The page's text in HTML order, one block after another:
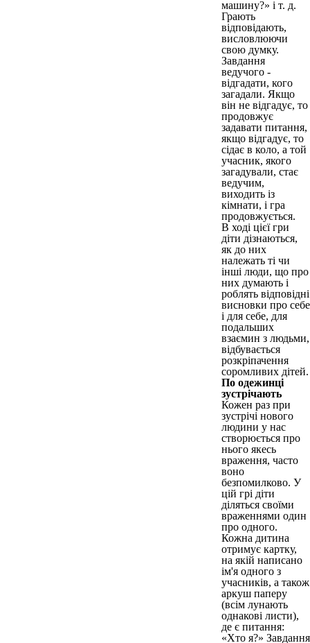
машину?» і т. д.
Грають
відповідають,
висловлюючи
свою думку.
Завдання
ведучого -
відгадати, кого
загадали. Якщо
він не відгадує, то
продовжує
задавати питання,
якщо відгадує, то
сідає в коло, а той
учасник, якого
загадували, стає
ведучим,
виходить із
кімнати, і гра
продовжується.
В ході цієї гри
діти дізнаються,
як до них
належать ті чи
інші люди, що про
них думають і
роблять відповідні
висновки про себе
і для себе, для
подальших
взаємин з людьми,
відбувається
розкріпачення
соромливих дітей.
По одежинці
зустрічають
Кожен раз при
зустрічі нового
людини у нас
створюється про
нього якесь
враження, часто
воно
безпомилково. У
цій грі діти
діляться своїми
враженнями один
про одного.
Кожна дитина
отримує картку,
на якій написано
ім'я одного з
учасників, а також
аркуш паперу
(всім лунають
однакові листи),
де є питання:
«Хто я?» Завдання